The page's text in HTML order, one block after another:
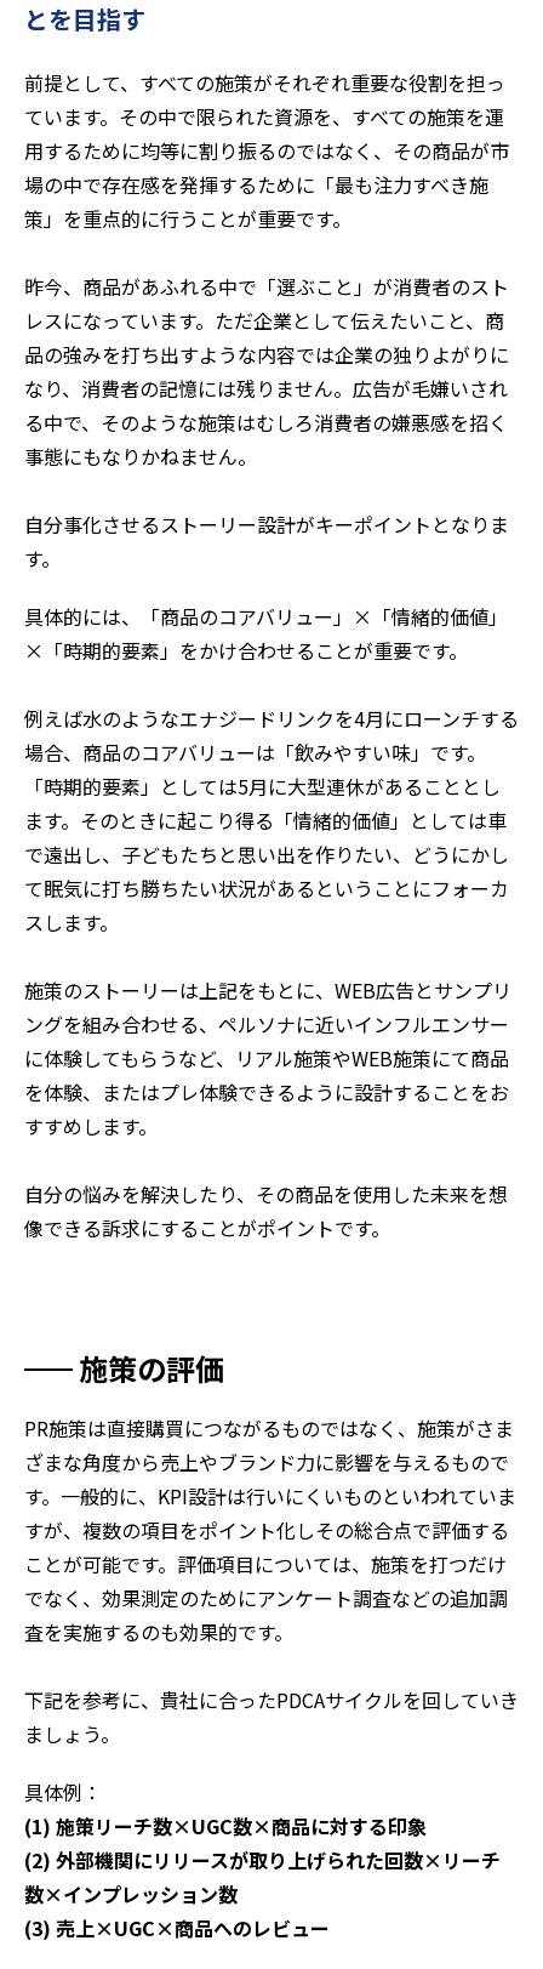
とを目指す
前提として、すべての施策がそれぞれ重要な役割を担っ
ています。その中で限られた資源を、すべての施策を運
用するために均等に割り振るのではなく、その商品が市
場の中で存在感を発揮するために「最も注力すべき施
策」を重点的に行うことが重要です。
昨今、商品があふれる中で「選ぶこと」が消費者のスト
レスになっています。ただ企業として伝えたいこと、商
品の強みを打ち出すような内容では企業の独りよがりに
なり、消費者の記憶には残りません。広告が毛嫌いされ
る中で、そのような施策はむしろ消費者の嫌悪感を招く
事態にもなりかねません。
自分事化させるストーリー設計がキーポイントとなりま
す。
具体的には、「商品のコアバリュー」×「情緒的価値」
×「時期的要素」をかけ合わせることが重要です。
例えば水のようなエナジードリンクを4月にローンチする
場合、商品のコアバリューは「飲みやすい味」です。
「時期的要素」としては5月に大型連休があることとし
ます。そのときに起こり得る「情緒的価値」としては車
で遠出し、子どもたちと思い出を作りたい、どうにかし
て眠気に打ち勝ちたい状況があるということにフォーカ
スします。
施策のストーリーは上記をもとに、WEB広告とサンプリ
ングを組み合わせる、ペルソナに近いインフルエンサー
に体験してもらうなど、リアル施策やWEB施策にて商品
を体験、またはプレ体験できるように設計することをお
すすめします。
自分の悩みを解決したり、その商品を使用した未来を想
像できる訴求にすることがポイントです。
施策の評価
PR施策は直接購買につながるものではなく、施策がさま
ざまな角度から売上やブランド力に影響を与えるもので
す。一般的に、KPI設計は行いにくいものといわれていま
すが、複数の項目をポイント化しその総合点で評価する
ことが可能です。評価項目については、施策を打つだけ
でなく、効果測定のためにアンケート調査などの追加調
査を実施するのも効果的です。
下記を参考に、貴社に合ったPDCAサイクルを回していき
ましょう。
具体例：
(1) 施策リーチ数×UGC数×商品に対する印象
(2) 外部機関にリリースが取り上げられた回数×リーチ
数×インプレッション数
(3) 売上×UGC×商品へのレビュー